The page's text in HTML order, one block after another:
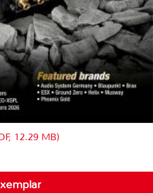
12.29 MB)